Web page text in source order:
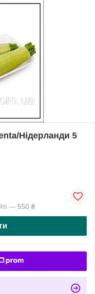
Нідерланди 5
— 550 ₴